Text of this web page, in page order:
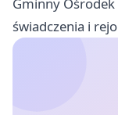
świadczenia i